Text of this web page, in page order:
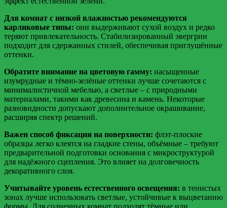
Для комнат с низкой влажностью рекомендуются
карликовые типы: они выдерживают сухой воздух и редко
теряют привлекательность. Стабилизированный эвергрин
подходит для сдержанных стилей, обеспечивая приглушённые
оттенки.
Обратите внимание на цветовую гамму: насыщенные
изумрудные и тёмно-зелёные оттенки лучше сочетаются с
минималистичной мебелью, а светлые – с природными
материалами, такими как древесина и камень. Некоторые
разновидности допускают дополнительное окрашивание,
расширяя спектр решений.
Важен способ фиксации на поверхности: флэт-плоские
образцы легко клеятся на гладкие стены, объёмные – требуют
предварительной подготовки основания с микроструктурой
для надёжного сцепления. Это влияет на долговечность
декоративного слоя.
Учитывайте уровень естественного освещения: в тенистых
зонах лучше использовать светлые, устойчивые к выцветанию